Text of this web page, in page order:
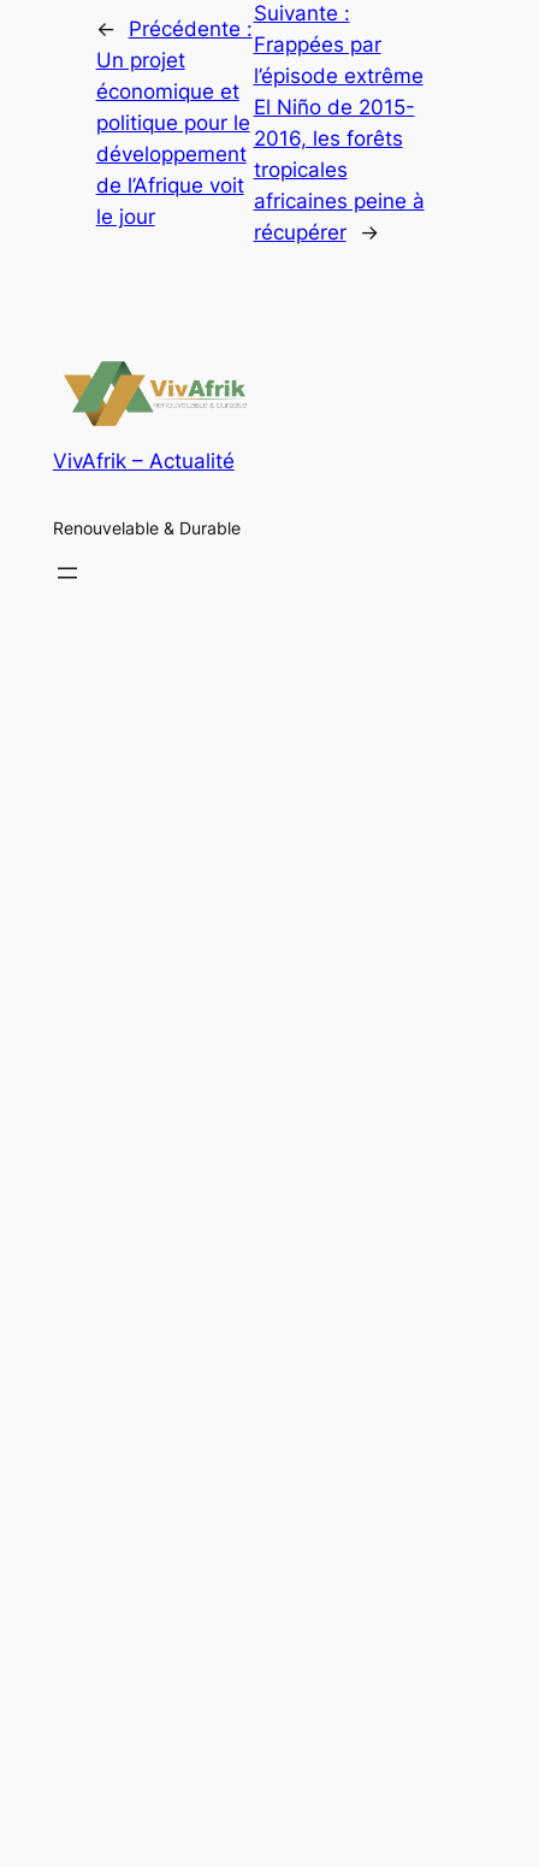
←
Précédente :
Un projet
économique et
politique pour le
développement
de l’Afrique voit
le jour
Suivante :
Frappées par
l’épisode extrême
El Niño de 2015-
2016, les forêts
tropicales
africaines peine à
récupérer
→
VivAfrik – Actualité
Renouvelable & Durable